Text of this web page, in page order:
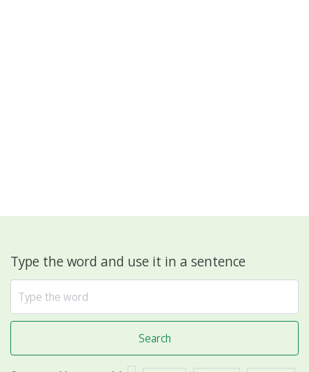
Type the word and use it in a sentence
Search